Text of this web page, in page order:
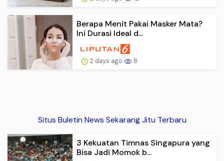
Berapa Menit Pakai Masker Mata?
Ini Durasi Ideal d...
2 days ago 8
Situs Buletin News Sekarang Jitu Terbaru
3 Kekuatan Timnas Singapura yang
Bisa Jadi Momok b...